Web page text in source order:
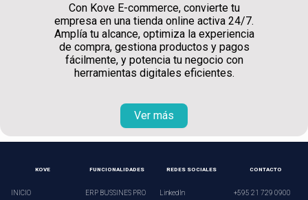
Con Kove E-commerce, convierte tu
empresa en una tienda online activa 24/7.
Amplía tu alcance, optimiza la experiencia
de compra, gestiona productos y pagos
fácilmente, y potencia tu negocio con
herramientas digitales eficientes.
Ver más
KOVE
INICIO
FUNCIONALIDADES
ERP BUSSINES PRO
REDES SOCIALES
LinkedIn
CONTACTO
+595 21 729 0900